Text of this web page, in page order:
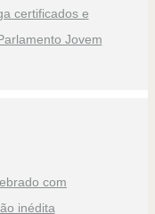
certificados e
Jovem
com
inédita